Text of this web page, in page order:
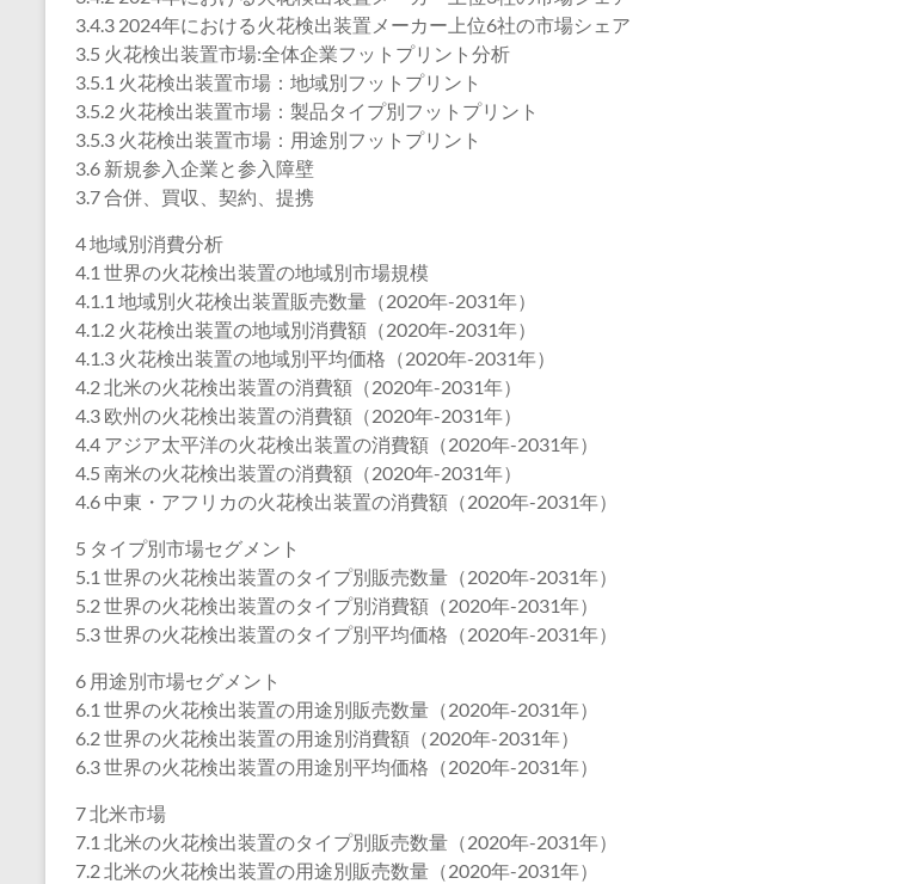
3.4.3 2024年における火花検出装置メーカー上位6社の市場シェア
3.5 火花検出装置市場:全体企業フットプリント分析
3.5.1 火花検出装置市場：地域別フットプリント
3.5.2 火花検出装置市場：製品タイプ別フットプリント
3.5.3 火花検出装置市場：用途別フットプリント
3.6 新規参入企業と参入障壁
3.7 合併、買収、契約、提携
4 地域別消費分析
4.1 世界の火花検出装置の地域別市場規模
4.1.1 地域別火花検出装置販売数量（2020年-2031年）
4.1.2 火花検出装置の地域別消費額（2020年-2031年）
4.1.3 火花検出装置の地域別平均価格（2020年-2031年）
4.2 北米の火花検出装置の消費額（2020年-2031年）
4.3 欧州の火花検出装置の消費額（2020年-2031年）
4.4 アジア太平洋の火花検出装置の消費額（2020年-2031年）
4.5 南米の火花検出装置の消費額（2020年-2031年）
4.6 中東・アフリカの火花検出装置の消費額（2020年-2031年）
5 タイプ別市場セグメント
5.1 世界の火花検出装置のタイプ別販売数量（2020年-2031年）
5.2 世界の火花検出装置のタイプ別消費額（2020年-2031年）
5.3 世界の火花検出装置のタイプ別平均価格（2020年-2031年）
6 用途別市場セグメント
6.1 世界の火花検出装置の用途別販売数量（2020年-2031年）
6.2 世界の火花検出装置の用途別消費額（2020年-2031年）
6.3 世界の火花検出装置の用途別平均価格（2020年-2031年）
7 北米市場
7.1 北米の火花検出装置のタイプ別販売数量（2020年-2031年）
7.2 北米の火花検出装置の用途別販売数量（2020年-2031年）